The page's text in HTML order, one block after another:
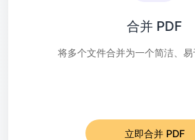
合并 PDF
将多个文件合并为一个简洁、
立即合并 PDF